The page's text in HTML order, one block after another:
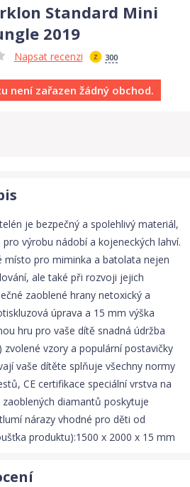
Standard Mini
2019
Napsat recenzi 300
není zařazen žádný obchod.
je bezpečný a spolehlivý materiál,
výrobu nádobí a kojeneckých lahví.
místo pro miminka a batolata nejen
ale také při rozvoji jejich
zaoblené hrany netoxický a
úprava a 15 mm výška
hru pro vaše dítě snadná údržba
vzory a populární postavičky
vaše dítěte splňuje všechny normy
CE certifikace speciální vrstva na
diamantů poskytuje
nárazy vhodné pro děti od
produktu):1500 x 2000 x 15 mm